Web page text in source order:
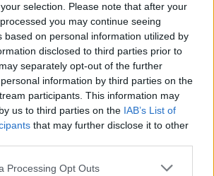
selection. Please note that after your
you may continue seeing
based on personal information utilized by
disclosed to third parties prior to
separately opt-out of the further
information by third parties on the
participants. This information may
us to third parties on the IAB’s List of
that may further disclose it to other
website/app uses one or more Google
Processing Opt Outs
Salvini ultime-notizie